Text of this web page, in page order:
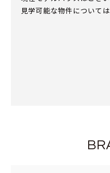
見学可能な物件について